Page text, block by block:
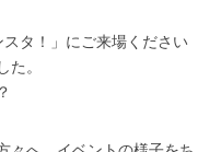
タ！」にご来場ください
。